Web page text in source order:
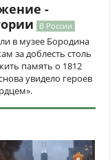
-
В России
в музее Бородина
за доблесть столь
память о 1812
увидело героев